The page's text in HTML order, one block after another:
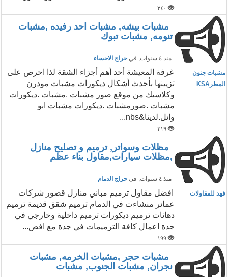
٢٤٠
مشبات بيشه, مشبات احد رفيده ,مشبات
تنومه, مشبات تبوك
منذ ٤ سنوات , في حراج الاحساء
مشبات جنون
المطرKSA
غرفة المعيشة أحد أهم أجزاء الشقة لذا احرص على
تزيينها بأحدث أشكال ديكورات مشبات مودرن
وكلاسيك من موقع صور مشبات .مشبات .ديكورات
مشبات .صورمشبات .ديكورات مشبات ابو
وائل.لدينا&nbs...
٢١٩
مظلات وسواتر, ترميم و تصليح منازل
,مظلات سيارات,مقاول بناء عظم
منذ ٤ سنوات , في حراج الدمام
فهد للمقاولات
افضل مقاول ترميم مباني منازل قصور شركات
عمائر منشاءت في الدمام ترميم شقق قديمة ترميم
دهانات ترميم ديكورات ترميم داخلية وخارجي في
جدة اعمال كافة الترميمات في جدة مع افض...
١٩٩
مشبات حجر ,مشبات الخرمه, مشبات
نجران, مشبات الجنوب, مشبات